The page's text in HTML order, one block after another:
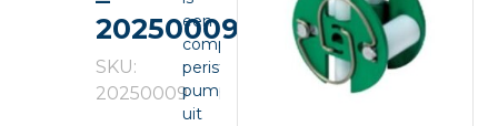
20250009
SKU:
20250009
een
compacte
peristaltic
pump
uit